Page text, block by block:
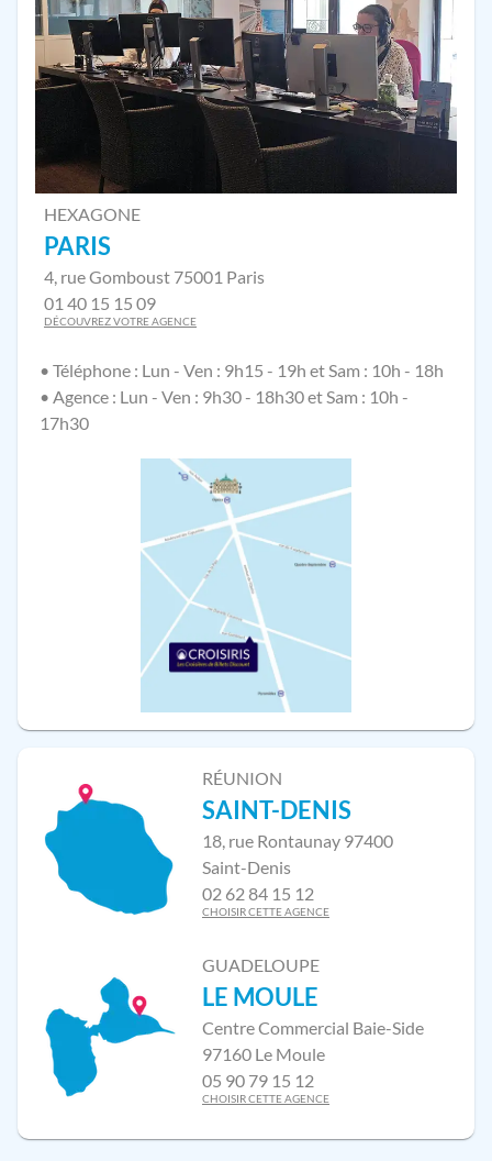
HEXAGONE
PARIS
4, rue Gomboust 75001 Paris
01 40 15 15 09
DÉCOUVREZ VOTRE AGENCE
• Téléphone : Lun - Ven : 9h15 - 19h et Sam : 10h - 18h
• Agence : Lun - Ven : 9h30 - 18h30 et Sam : 10h -
17h30
RÉUNION
SAINT-DENIS
18, rue Rontaunay 97400
Saint-Denis
02 62 84 15 12
CHOISIR CETTE AGENCE
GUADELOUPE
LE MOULE
Centre Commercial Baie-Side
97160 Le Moule
05 90 79 15 12
CHOISIR CETTE AGENCE